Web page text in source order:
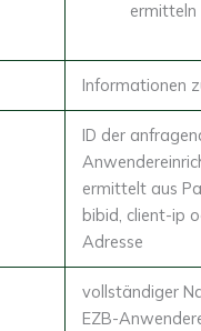
ermitteln
Informationen
ID der
ermittelt aus
bibid, client-ip
Adresse
vollständiger
EZB-